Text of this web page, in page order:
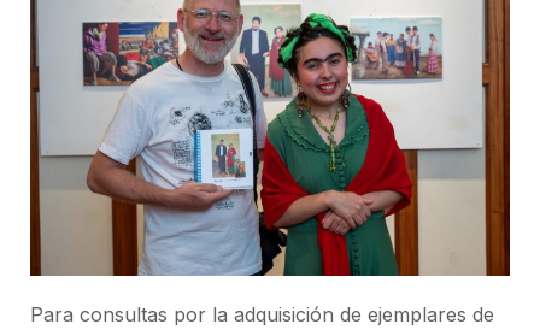
Para consultas por la adquisición de ejemplares de